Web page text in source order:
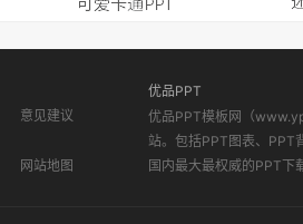
意见建议
网站地图
优品PPT
优品PPT模板网（
站。包括PPT图表、PPT
国内最大最权威的PPT下